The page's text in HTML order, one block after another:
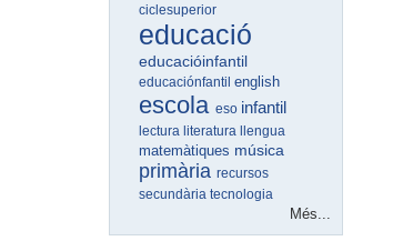
ciclesuperior
educació
educacióinfantil
educaciónfantilenglish
escolaeso infantil
lecturaliteraturallengua
matemàtiques música
primàriarecursos
secundàriatecnologia
Més...